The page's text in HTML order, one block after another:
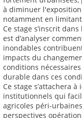
à diminuer
notamment en
Ce stage s’inscrit
est d’analyser
inondables
impacts du
conditions
durable dans ces
Ce stage s’attachera
institutionnels qui
agricoles péri-
perspectives